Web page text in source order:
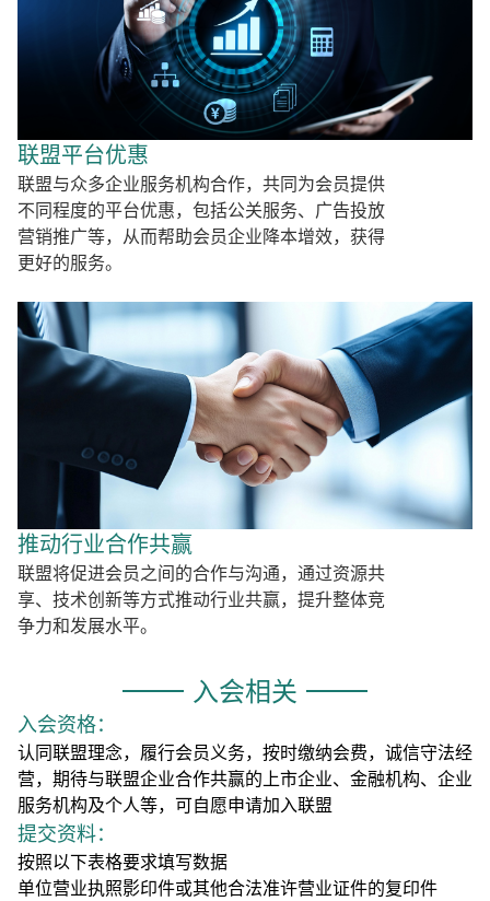
联盟平台优惠
联盟与众多企业服务机构合作，共同为会员提供
不同程度的平台优惠，包括公关服务、广告投放
营销推广等，从而帮助会员企业降本增效，获得
更好的服务。
推动行业合作共赢
联盟将促进会员之间的合作与沟通，通过资源共
享、技术创新等方式推动行业共赢，提升整体竞
争力和发展水平。
入会相关
入会资格：
认同联盟理念，履行会员义务，按时缴纳会费，诚信守法经
营，期待与联盟企业合作共赢的上市企业、金融机构、企业
服务机构及个人等，可自愿申请加入联盟
提交资料：
按照以下表格要求填写数据
单位营业执照影印件或其他合法准许营业证件的复印件